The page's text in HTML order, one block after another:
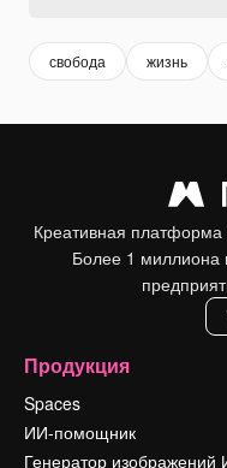
свобода жизнь
Креативная
Более 1 миллиона
Продукция
Spaces
ИИ-помощник
Генератор изображений